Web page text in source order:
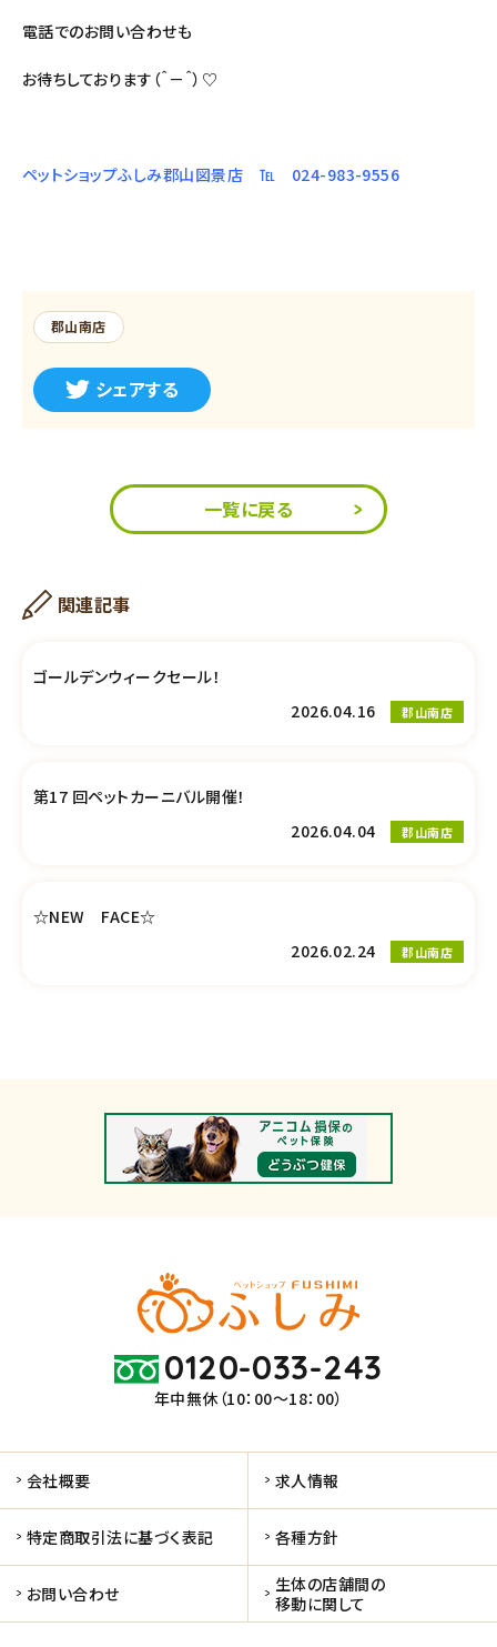
電話でのお問い合わせも
お待ちしております（＾－＾）♡
ペットショップふしみ郡山図景店 ℡ 024-983-9556
郡山南店
シェアする
一覧に戻る
関連記事
ゴールデンウィークセール！
2026.04.16
郡山南店
第17 回ペットカーニバル開催！
2026.04.04
郡山南店
☆NEW FACE☆
2026.02.24
郡山南店
0120-033-243
年中無休（10：00～18：00）
会社概要 求人情報
特定商取引法に基づく表記 各種方針
お問い合わせ
生体の店舗間の
移動に関して